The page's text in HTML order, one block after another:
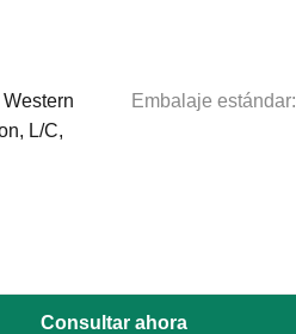
Western
L/C,
Embalaje estándar:
Consultar ahora